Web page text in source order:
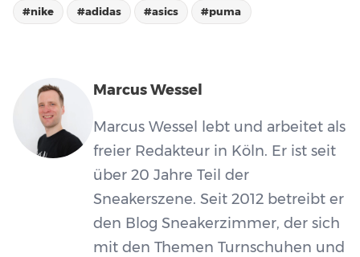
#nike #adidas #asics #puma
Marcus Wessel
Marcus Wessel lebt und arbeitet als
freier Redakteur in Köln. Er ist seit
über 20 Jahre Teil der
Sneakerszene. Seit 2012 betreibt er
den Blog Sneakerzimmer, der sich
mit den Themen Turnschuhen und